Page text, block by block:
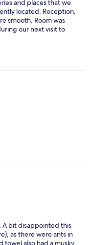
and places that we
located. Reception,
smooth. Room was
our next visit to
A bit disappointed this
as there were ants in
also had a musky